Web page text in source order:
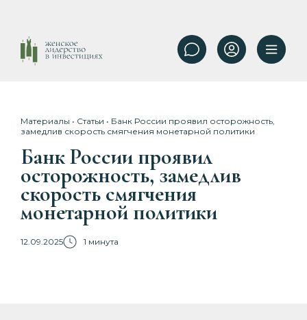
Материалы • Статьи • Банк России проявил осторожность,
замедлив скорость смягчения монетарной политики
Банк России проявил
осторожность, замедлив
скорость смягчения
монетарной политики
12.09.2025 1 минута